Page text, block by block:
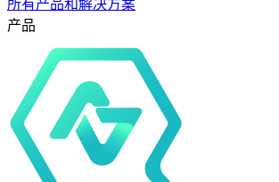
所有产品和解决方案
产品